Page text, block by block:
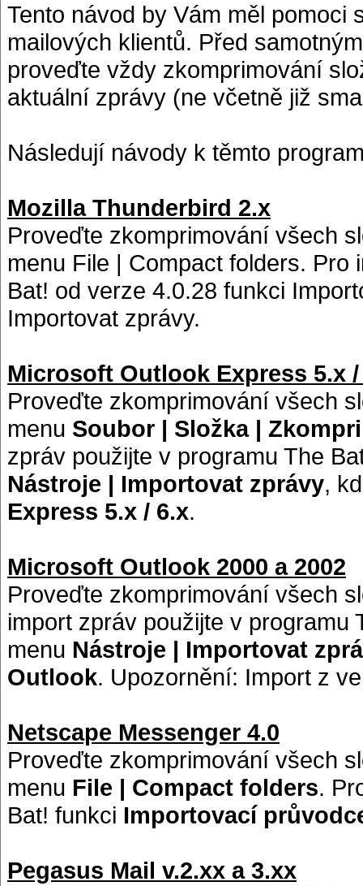
Tento návod by Vám měl
mailových klientů. Před
proveďte vždy zkomprimování
aktuální zprávy (ne včetně již
Následují návody k těmto
Mozilla Thunderbird 2.x
Proveďte zkomprimování všech
menu File | Compact folders.
Bat! od verze 4.0.28 funkci
Importovat zprávy.
Microsoft Outlook Express 5.x /
Proveďte zkomprimování všech
menu Soubor | Složka |
zpráv použijte v programu The
Nástroje | Importovat zprávy,
Express 5.x / 6.x.
Microsoft Outlook 2000 a 2002
Proveďte zkomprimování všech
import zpráv použijte v programu
menu Nástroje | Importovat
Outlook. Upozornění: Import z
Netscape Messenger 4.0
Proveďte zkomprimování všech
menu File | Compact folders.
Bat! funkci Importovací
Pegasus Mail v.2.xx a 3.xx